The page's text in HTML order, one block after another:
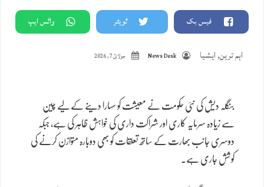
فیس بک ٹویٹر واٹس ایپ
اہم ترین,ایشیا News Desk جولائ 7, 2026
بنگلہ دیش کی نئی حکومت نے معیشت کو سہارا دینے کے لیے چین
سے زیادہ سرمایہ کاری اور شراکت داری کی خواہش ظاہر کی ہے، جبکہ
دوسری جانب بھارت کے ساتھ تعلقات کو بھی دوبارہ متوازن کرنے کی
کوشش جاری ہے۔